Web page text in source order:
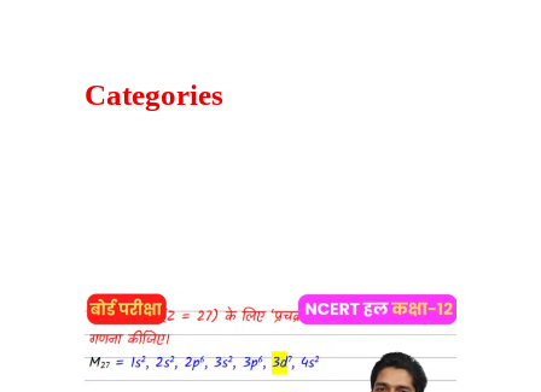
Categories